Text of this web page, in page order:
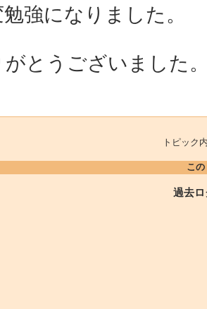
強になりました。
がとうございました
トピッ
こ
過去